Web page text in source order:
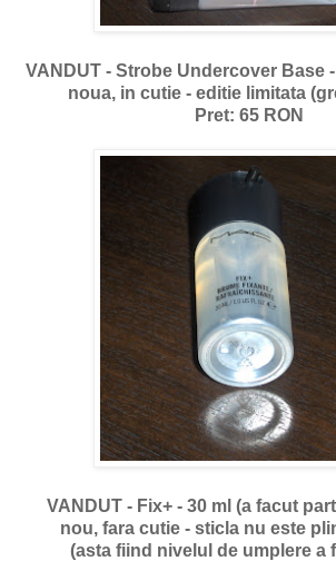
VANDUT - Strobe Undercover Base
noua, in cutie - editie limitata
Pret: 65 RON
VANDUT - Fix+ - 30 ml (a facut
nou, fara cutie - sticla nu este
(asta fiind nivelul de umplere a